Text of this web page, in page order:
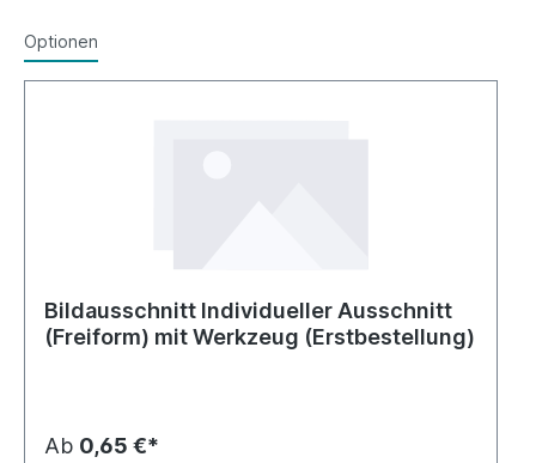
Optionen
Bildausschnitt Individueller Ausschnitt
(Freiform) mit Werkzeug (Erstbestellung)
Ab 0,65 €*